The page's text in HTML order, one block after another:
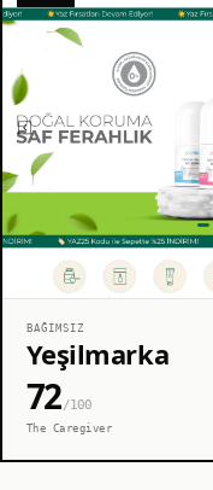
BAĞIMSIZ
Yeşilmarka
72/100
The Caregiver